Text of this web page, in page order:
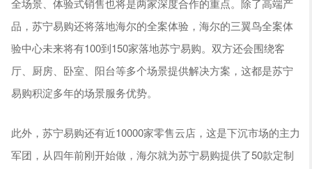
全场景、体验式销售也将是两家深度合作的重点。除了高端产
品，苏宁易购还将落地海尔的全案体验，海尔的三翼鸟全案体
验中心未来将有100到150家落地苏宁易购。双方还会围绕客
厅、厨房、卧室、阳台等多个场景提供解决方案，这都是苏宁
易购积淀多年的场景服务优势。
此外，苏宁易购还有近10000家零售云店，这是下沉市场的主力
军团，从四年前刚开始做，海尔就为苏宁易购提供了50款定制